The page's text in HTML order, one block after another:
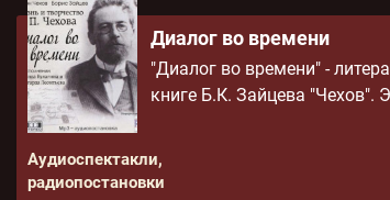
Аудиоспектакли,
радиопостановки
Диалог во времени
"Диалог во времени" -
книге Б.К. Зайцева "Чехов".